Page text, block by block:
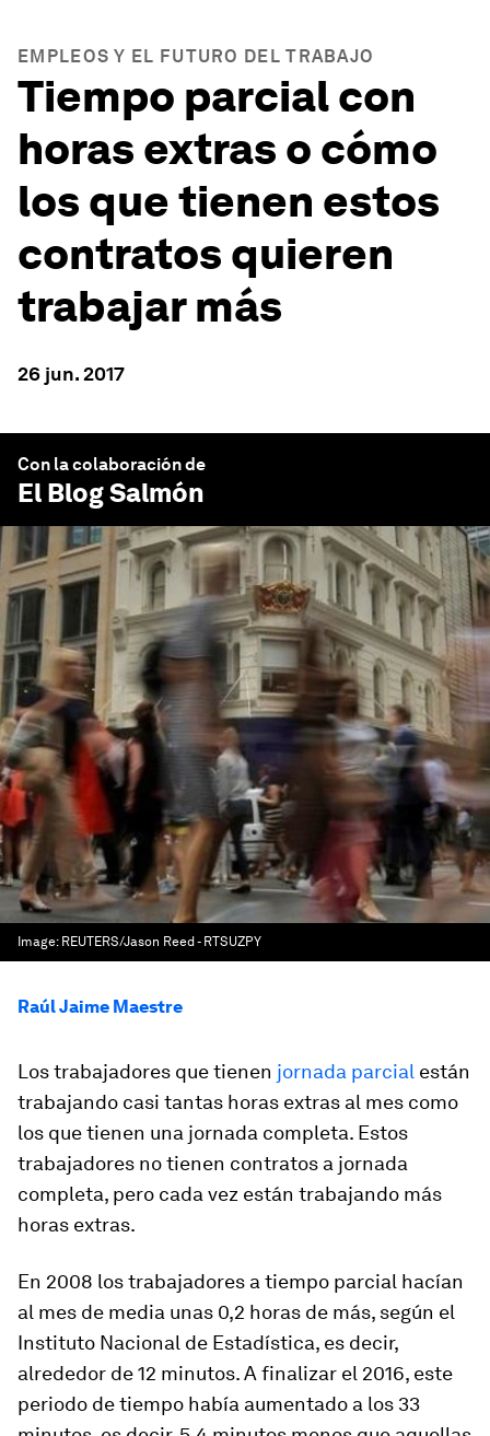
EMPLEOS Y EL FUTURO DEL TRABAJO
Tiempo parcial con
horas extras o cómo
los que tienen estos
contratos quieren
trabajar más
26 jun. 2017
Con la colaboración de
El Blog Salmón
Image: REUTERS/Jason Reed - RTSUZPY
Raúl Jaime Maestre
Los trabajadores que tienen jornada parcial están
trabajando casi tantas horas extras al mes como
los que tienen una jornada completa. Estos
trabajadores no tienen contratos a jornada
completa, pero cada vez están trabajando más
horas extras.
En 2008 los trabajadores a tiempo parcial hacían
al mes de media unas 0,2 horas de más, según el
Instituto Nacional de Estadística, es decir,
alrededor de 12 minutos. A finalizar el 2016, este
periodo de tiempo había aumentado a los 33